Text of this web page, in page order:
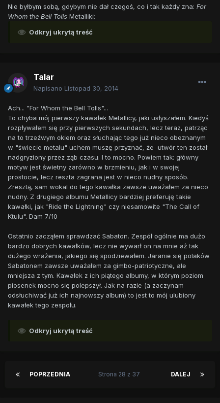
Nie byłbym sobą, gdybym nie dał czegoś, co i tak każdy zna: For
Whom the Bell Tolls Metalliki:
Odkryj ukrytą treść
Talar
Napisano Listopad 30, 2014
Ach... "For Whom the Bell Tolls"...
To chyba mój pierwszy kawałek Metallicy, jaki usłyszałem. Kiedyś
rozpływałem się przy pierwszych sekundach, lecz teraz, patrząc
na to trzeźwym okiem oraz słuchając tego już nieco obeznanym
w "świecie metalu" uchem muszę przyznać, że utwór ten został
nadgryziony przez ząb czasu. I to mocno. Powiem tak: główny
motyw jest świetny zarówno w brzmieniu, jak i w swojej
prostocie, lecz reszta zagrana jest w nieco nudny sposób.
Zresztą, sam wokal do tego kawałka zawsze uważałem za nieco
nudny. Z drugiego albumu Metallicy bardziej preferuję takie
kawałki, jak "Ride the Lightning" czy niesamowite "The Call of
Ktulu". Dam 7/10
Ostatnio zacząłem sprawdzać Sabaton. Zespół ogólnie ma dużo
bardzo dobrych kawałków, lecz nie wywarł on na mnie aż tak
dużego wrażenia, jakiego się spodziewałem. Jaranie się polaków
Sabatonem zawsze uważałem za gimbo-patriotyczne, ale
mniejsza z tym. Kawałek z ich piątego albumy, w którym poziom
piosenek mocno się polepszył. Jak na razie (a zaczynam
odsłuchiwać już ich najnowszy album) to jest to mój ulubiony
kawałek tego zespołu.
Odkryj ukrytą treść
POPRZEDNIA DALEJ
Strona 28 z 37